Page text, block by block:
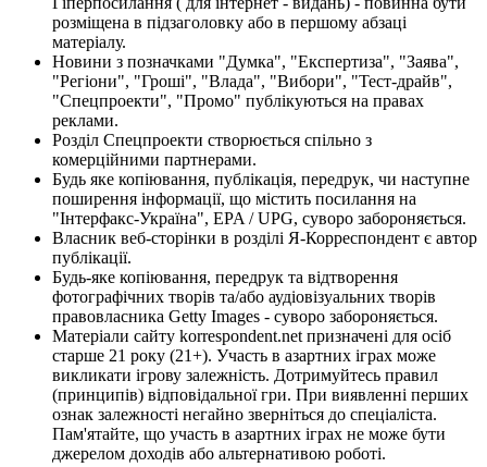
розміщена в підзаголовку або в першому абзаці
матеріалу.
Новини з позначками "Думка", "Експертиза", "Заява",
"Регіони", "Гроші", "Влада", "Вибори", "Тест-драйв",
"Спецпроекти", "Промо" публікуються на правах
реклами.
Розділ Спецпроекти створюється спільно з
комерційними партнерами.
Будь яке копіювання, публікація, передрук, чи наступне
поширення інформації, що містить посилання на
"Інтерфакс-Україна", EPA / UPG, суворо забороняється.
Власник веб-сторінки в розділі Я-Корреспондент є автор
публікації.
Будь-яке копіювання, передрук та відтворення
фотографічних творів та/або аудіовізуальних творів
правовласника Getty Images - суворо забороняється.
Матеріали сайту korrespondent.net призначені для осіб
старше 21 року (21+). Участь в азартних іграх може
викликати ігрову залежність. Дотримуйтесь правил
(принципів) відповідальної гри. При виявленні перших
ознак залежності негайно зверніться до спеціаліста.
Пам'ятайте, що участь в азартних іграх не може бути
джерелом доходів або альтернативою роботі.